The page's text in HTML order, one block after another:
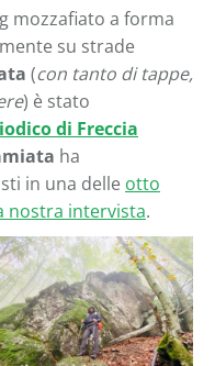
mozzafiato a forma
su strade
(con tanto di tappe,
) è stato
di Freccia
ha
in una delle otto
nostra intervista.